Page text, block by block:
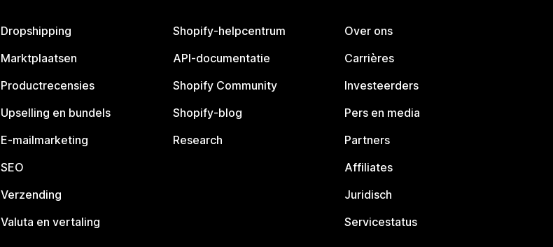
Dropshipping
Marktplaatsen
Productrecensies
Upselling en bundels
E-mailmarketing
SEO
Verzending
Valuta en vertaling
Shopify-helpcentrum
API-documentatie
Shopify Community
Shopify-blog
Research
Over ons
Carrières
Investeerders
Pers en media
Partners
Affiliates
Juridisch
Servicestatus